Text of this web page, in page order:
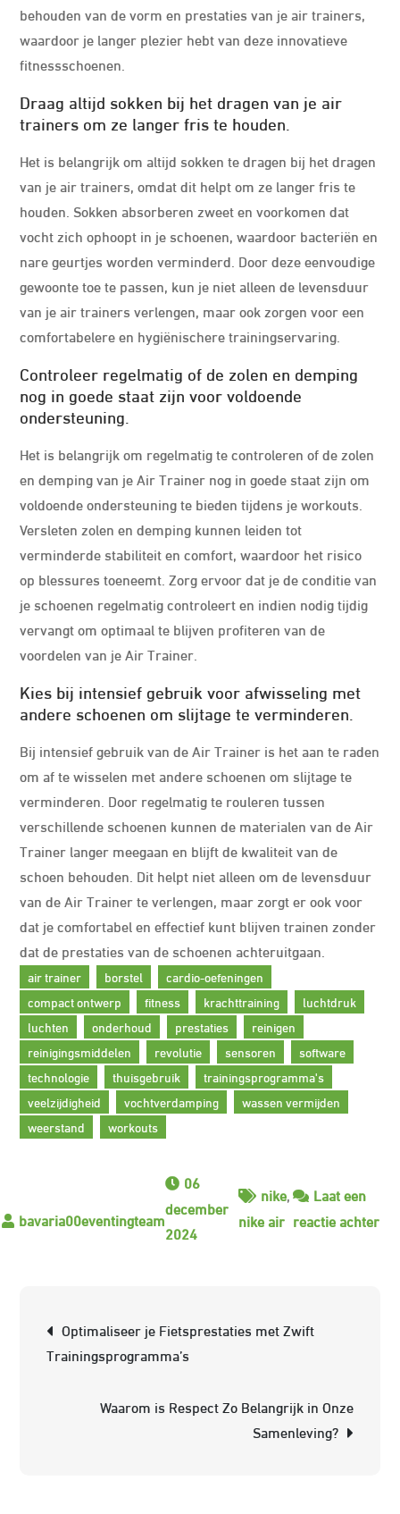
behouden van de vorm en prestaties van je air trainers,
waardoor je langer plezier hebt van deze innovatieve
fitnessschoenen.
Draag altijd sokken bij het dragen van je air
trainers om ze langer fris te houden.
Het is belangrijk om altijd sokken te dragen bij het dragen
van je air trainers, omdat dit helpt om ze langer fris te
houden. Sokken absorberen zweet en voorkomen dat
vocht zich ophoopt in je schoenen, waardoor bacteriën en
nare geurtjes worden verminderd. Door deze eenvoudige
gewoonte toe te passen, kun je niet alleen de levensduur
van je air trainers verlengen, maar ook zorgen voor een
comfortabelere en hygiënischere trainingservaring.
Controleer regelmatig of de zolen en demping
nog in goede staat zijn voor voldoende
ondersteuning.
Het is belangrijk om regelmatig te controleren of de zolen
en demping van je Air Trainer nog in goede staat zijn om
voldoende ondersteuning te bieden tijdens je workouts.
Versleten zolen en demping kunnen leiden tot
verminderde stabiliteit en comfort, waardoor het risico
op blessures toeneemt. Zorg ervoor dat je de conditie van
je schoenen regelmatig controleert en indien nodig tijdig
vervangt om optimaal te blijven profiteren van de
voordelen van je Air Trainer.
Kies bij intensief gebruik voor afwisseling met
andere schoenen om slijtage te verminderen.
Bij intensief gebruik van de Air Trainer is het aan te raden
om af te wisselen met andere schoenen om slijtage te
verminderen. Door regelmatig te rouleren tussen
verschillende schoenen kunnen de materialen van de Air
Trainer langer meegaan en blijft de kwaliteit van de
schoen behouden. Dit helpt niet alleen om de levensduur
van de Air Trainer te verlengen, maar zorgt er ook voor
dat je comfortabel en effectief kunt blijven trainen zonder
dat de prestaties van de schoenen achteruitgaan.
air trainer borstel
cardio-oefeningen
compact ontwerp
fitness krachttraining
luchtdruk
luchten
onderhoud prestaties
reinigen
reinigingsmiddelen
revolutie sensoren
software
technologie
thuisgebruik
trainingsprogramma's
veelzijdigheid
vochtverdamping
wassen vermijden
weerstand
workouts
06
december
2024
nike,
nike air
Laat een
reactie achterop
Optimaliseer je Fietsprestaties met Zwift
Trainingsprogramma’s
Waarom is Respect Zo Belangrijk in Onze
Samenleving?